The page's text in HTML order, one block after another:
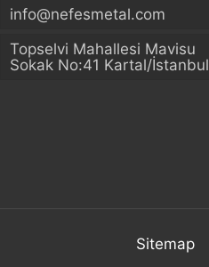
info@nefesmetal.com
Topselvi Mahallesi Mavisu
Sokak No:41 Kartal/İstanbul
Sitemap